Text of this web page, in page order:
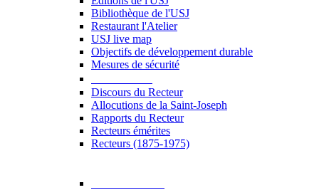
Bibliothèque de l'USJ
Restaurant l'Atelier
USJ live map
Objectifs de développement durable
Mesures de sécurité
Discours du Recteur
Allocutions de la Saint-Joseph
Rapports du Recteur
Recteurs émérites
Recteurs (1875-1975)